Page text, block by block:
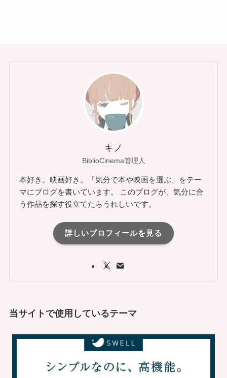
キノ
BiblioCinema管理人
本好き。映画好き。「気分で本や映画を選ぶ」をテー
マにブログを書いています。 このブログが、気分に合
う作品を探す役立てたらうれしいです。
詳しいプロフィールを見る
当サイトで使用しているテーマ